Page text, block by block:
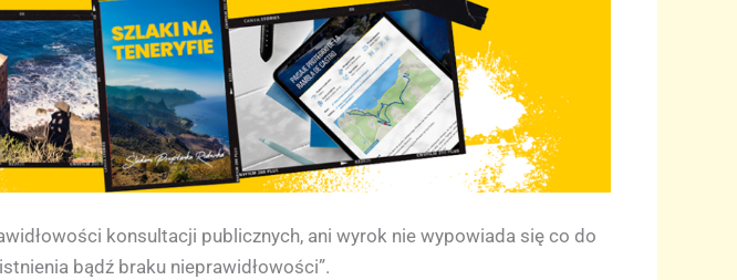
konsultacji publicznych, ani wyrok nie wypowiada się co do
bądź braku nieprawidłowości”.